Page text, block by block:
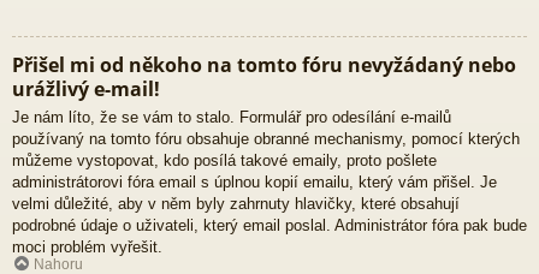
Přišel mi od někoho na tomto fóru nevyžádaný nebo
urážlivý e-mail!
Je nám líto, že se vám to stalo. Formulář pro odesílání e-mailů
používaný na tomto fóru obsahuje obranné mechanismy, pomocí kterých
můžeme vystopovat, kdo posílá takové emaily, proto pošlete
administrátorovi fóra email s úplnou kopií emailu, který vám přišel. Je
velmi důležité, aby v něm byly zahrnuty hlavičky, které obsahují
podrobné údaje o uživateli, který email poslal. Administrátor fóra pak bude
moci problém vyřešit.
Nahoru